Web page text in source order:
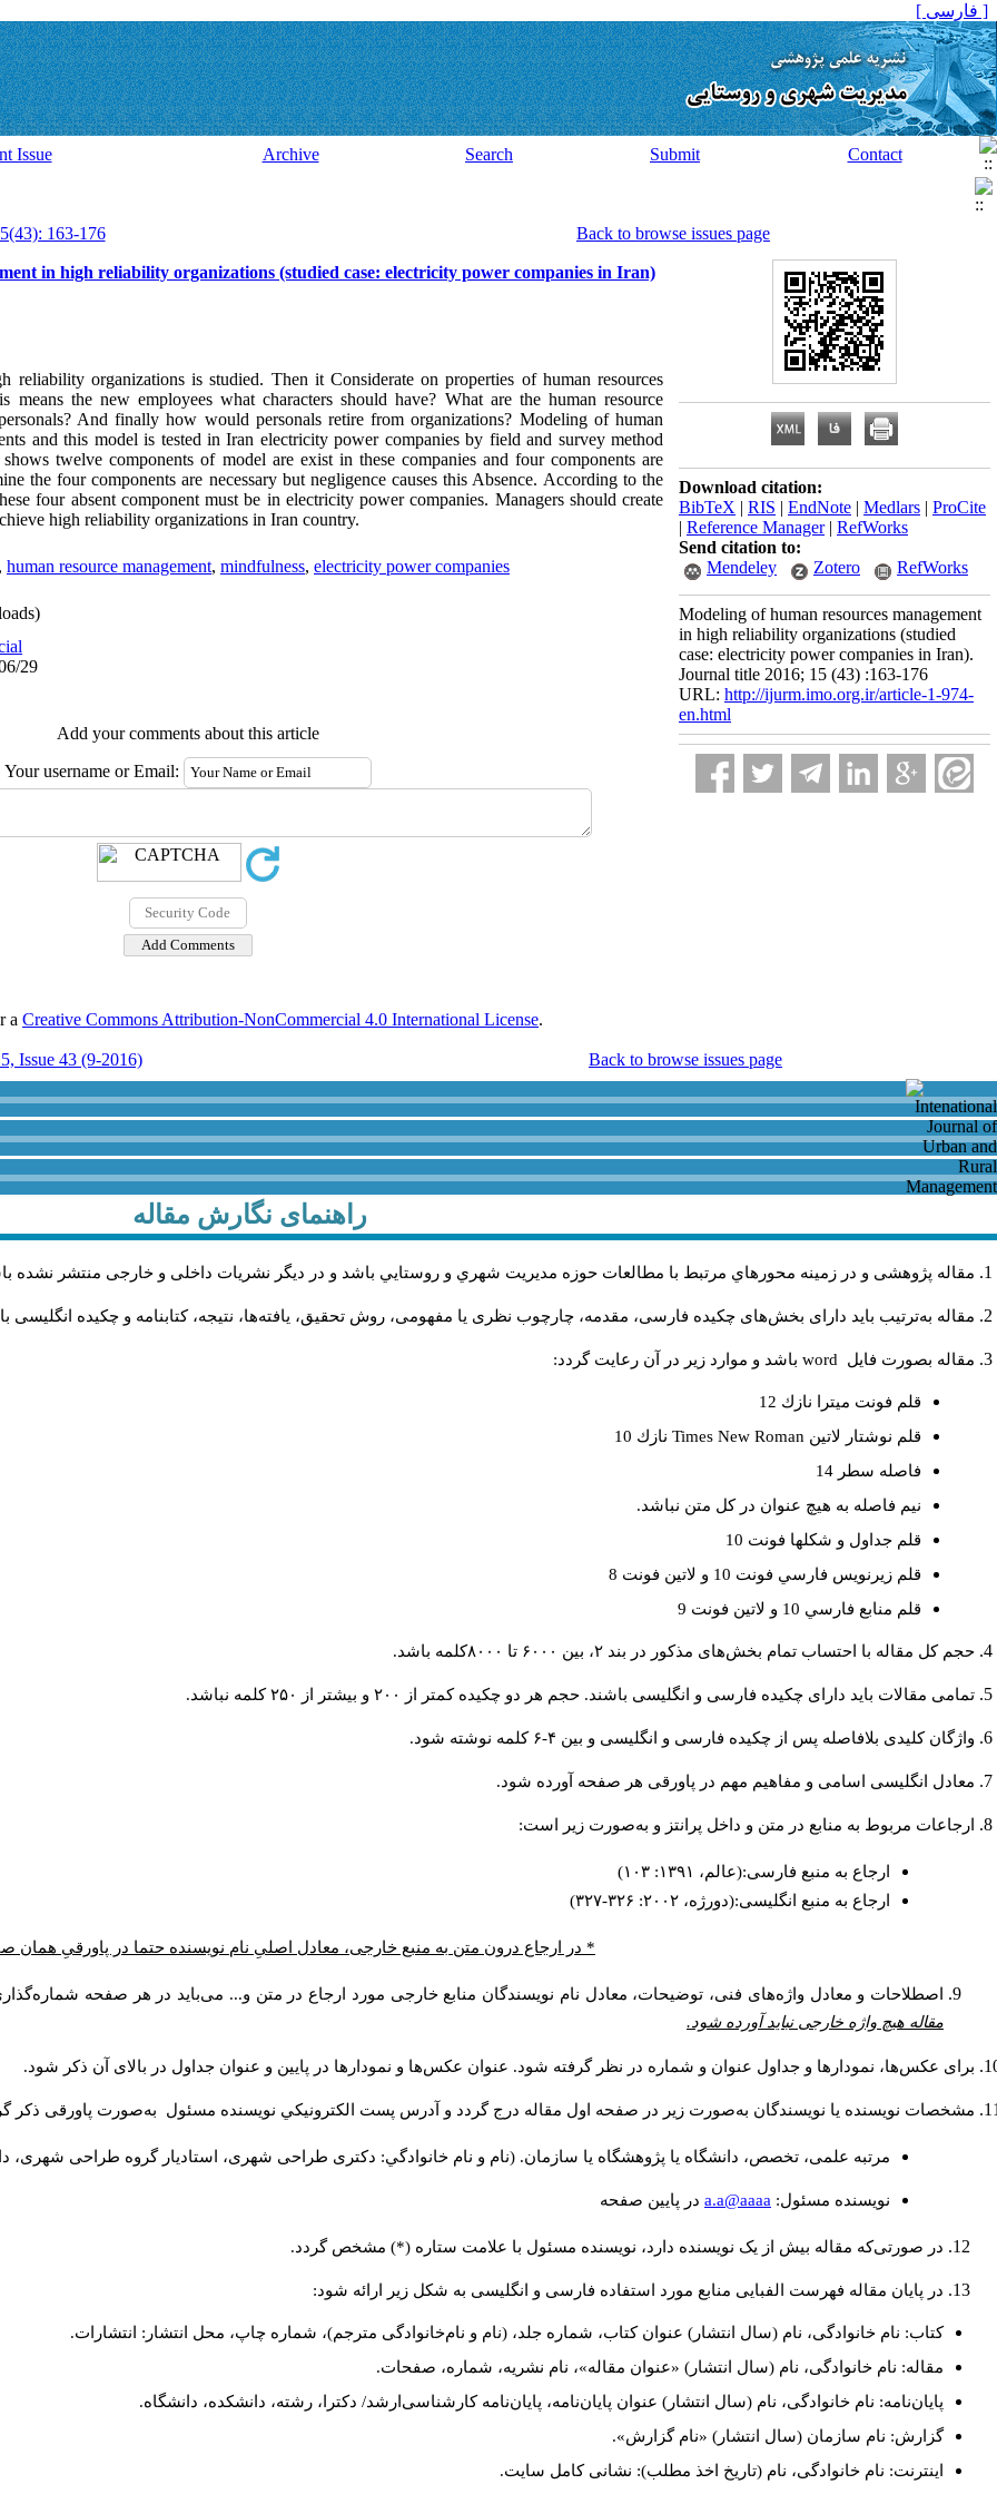
[ فارسی ]
Issue Archive Search Submit Contact
163-176
Back to browse issues page
in high reliability organizations (studied case: electricity power companies in Iran)
reliability organizations is studied. Then it Considerate on properties of human resources
means the new employees what characters should have? What are the human resource
And finally how would personals retire from organizations? Modeling of human
and this model is tested in Iran electricity power companies by field and survey method
twelve components of model are exist in these companies and four components are
the four components are necessary but negligence causes this Absence. According to the
four absent component must be in electricity power companies. Managers should create
high reliability organizations in Iran country.
, human resource management, mindfulness, electricity power companies
29
Add your comments about this article
Your username or Email:
Download citation:
BibTeX | RIS | EndNote | Medlars | ProCite
| Reference Manager| RefWorks
Send citation to:
Mendeley
Zotero RefWorks
Modeling of human resources management
in high reliability organizations (studied
case: electricity power companies in Iran).
Journal title 2016; 15 (43) :163-176
URL: http://ijurm.imo.org.ir/article-1-974-
en.html
a Creative Commons Attribution-NonCommercial 4.0 International License.
Issue 43 (9-2016) Back to browse issues page
راهنمای نگارش مقاله
مقاله پژوهشی و در زمینه محورهاي مرتبط با مطالعات حوزه مديريت شهري و روستايي باشد و در دیگر نشریات داخلی و خارجی منتشر نشده
مقاله به‌ترتیب باید دارای بخش‌های چکیده فارسی، مقدمه، چارچوب نظری یا مفهومی، روش تحقیق، یافته‌ها، نتیجه، کتابنامه و چکیده انگلیسی
مقاله بصورت فايل word باشد و موارد زير در آن رعايت گردد:
قلم فونت ميترا نازك 12
قلم نوشتار لاتين Times New Roman نازك 10
فاصله سطر 14
نيم فاصله به هيچ عنوان در كل متن نباشد.
قلم جداول و شكلها فونت 10
قلم زيرنويس فارسي فونت 10 و لاتين فونت 8
قلم منابع فارسي 10 و لاتين فونت 9
حجم کل مقاله با احتساب تمام بخش‌های مذکور در بند ۲، بین ۶۰۰۰ تا ۸۰۰۰کلمه باشد.
تمامی مقالات باید دارای چکیده فارسی و انگلیسی باشند. حجم هر دو چکیده کمتر از ۲۰۰ و بیشتر از ۲۵۰ کلمه نباشد.
واژگان کلیدی بلافاصله پس از چکیده فارسی و انگلیسی و بین ۴-۶ کلمه نوشته شود.
معادل انگلیسی اسامی و مفاهیم مهم در پاورقی هر صفحه آورده شود.
ارجاعات مربوط به منابع در متن و داخل پرانتز و به‌صورت زیر است:
ارجاع به منبع فارسی:(عالم، ۱۳۹۱: ۱۰۳)
ارجاع به منبع انگلیسی:(دورژه، ۲۰۰۲: ۳۲۶-۳۲۷)
* در ارجاع درون متن به منبع خارجی، معادل اصلیِ نام نویسنده حتما در پاورقیِ همان
اصطلاحات و معادل واژه‌های فنی، توضیحات، معادل نام نویسندگان منابع خارجی مورد ارجاع در متن و... می‌باید در هر صفحه
مقاله هیچ واژه خارجی نباید آورده شود.
برای عکس‌ها، نمودارها و جداول عنوان و شماره در نظر گرفته شود. عنوان عکس‌ها و نمودارها در پایین و عنوان جداول در بالای آن ذکر شود.
مشخصات نویسنده یا نویسندگان به‌صورت زیر در صفحه اول مقاله درج گردد و آدرس پست الكترونيكي نويسنده مسئول به‌صورت پاورقی ذکر
مرتبه علمی، تخصص، دانشگاه یا پژوهشگاه یا سازمان. (نام و نام خانوادگي: دکتری طراحی شهری، استادیار گروه طراحی شهری،
نويسنده مسئول: a.a@aaaa در پايين صفحه
در صورتی‌که مقاله بیش از یک نویسنده دارد، نویسنده مسئول با علامت ستاره (*) مشخص گردد.
در پایان مقاله فهرست الفبایی منابع مورد استفاده فارسی و انگلیسی به شکل زیر ارائه شود:
کتاب: نام خانوادگی، نام (سال انتشار) عنوان کتاب، شماره جلد، (نام و نام‌خانوادگی مترجم)، شماره چاپ، محل انتشار: انتشارات.
مقاله: نام خانوادگی، نام (سال انتشار) «عنوان مقاله»، نام نشریه، شماره، صفحات.
پایان‌نامه: نام خانوادگی، نام (سال انتشار) عنوان پایان‌نامه، پایان‌نامه کارشناسی‌ارشد/ دکترا، رشته، دانشکده، دانشگاه.
گزارش: نام سازمان (سال انتشار) «نام گزارش».
اینترنت: نام خانوادگی، نام (تاریخ اخذ مطلب): نشانی کامل سایت.